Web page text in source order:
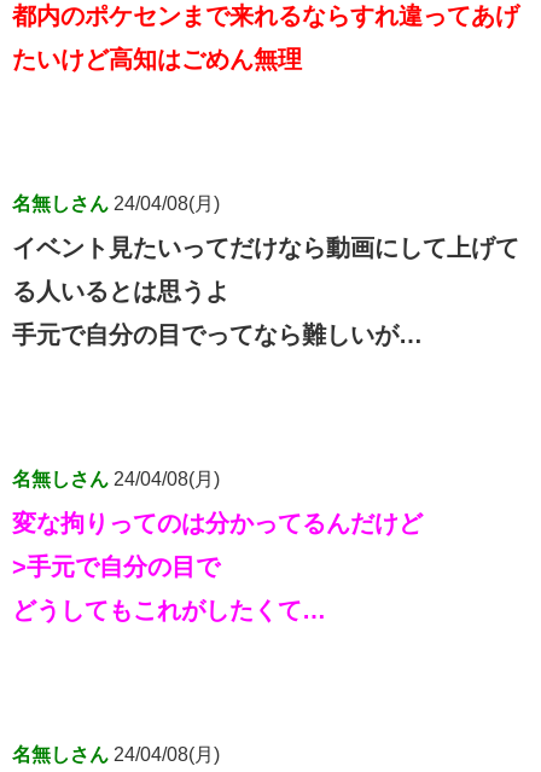
都内のポケセンまで来れるならすれ違ってあげ
たいけど高知はごめん無理
名無しさん 24/04/08(月)
イベント見たいってだけなら動画にして上げて
る人いるとは思うよ
手元で自分の目でってなら難しいが…
名無しさん 24/04/08(月)
変な拘りってのは分かってるんだけど
>手元で自分の目で
どうしてもこれがしたくて…
名無しさん 24/04/08(月)